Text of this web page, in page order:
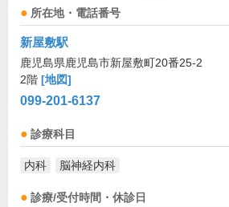
所在地・電話番号
新屋敷駅
鹿児島県鹿児島市新屋敷町20番25-2
2階 [地図]
099-201-6137
診療科目
内科 脳神経内科
診療/受付時間・休診日